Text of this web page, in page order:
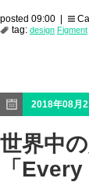
posted 09:00 |
tag: design Figment
2018年08月
世界中
「